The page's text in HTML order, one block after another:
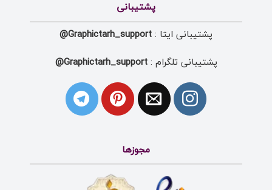
پشتیبانی
پشتیبانی ایتا : Graphictarh_support@
پشتیبانی تلگرام :Graphictarh_support@
مجوزها